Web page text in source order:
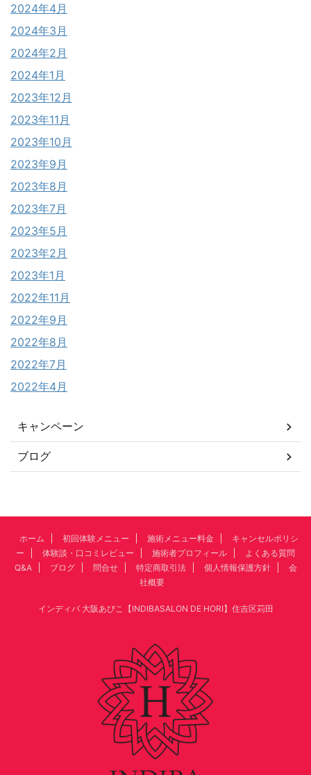
2024年4月
2024年3月
2024年2月
2024年1月
2023年12月
2023年11月
2023年10月
2023年9月
2023年8月
2023年7月
2023年5月
2023年2月
2023年1月
2022年11月
2022年9月
2022年8月
2022年7月
2022年4月
キャンペーン
ブログ
ホーム 初回体験メニュー 施術メニュー料金
キャンセルポリシ
ー
体験談・口コミレビュー 施術者プロフィール
よくある質問
Q&A
ブログ 問合せ 特定商取引法 個人情報保護方針
会
社概要
インディバ 大阪あびこ【INDIBASALON DE HORI】住吉区苅田